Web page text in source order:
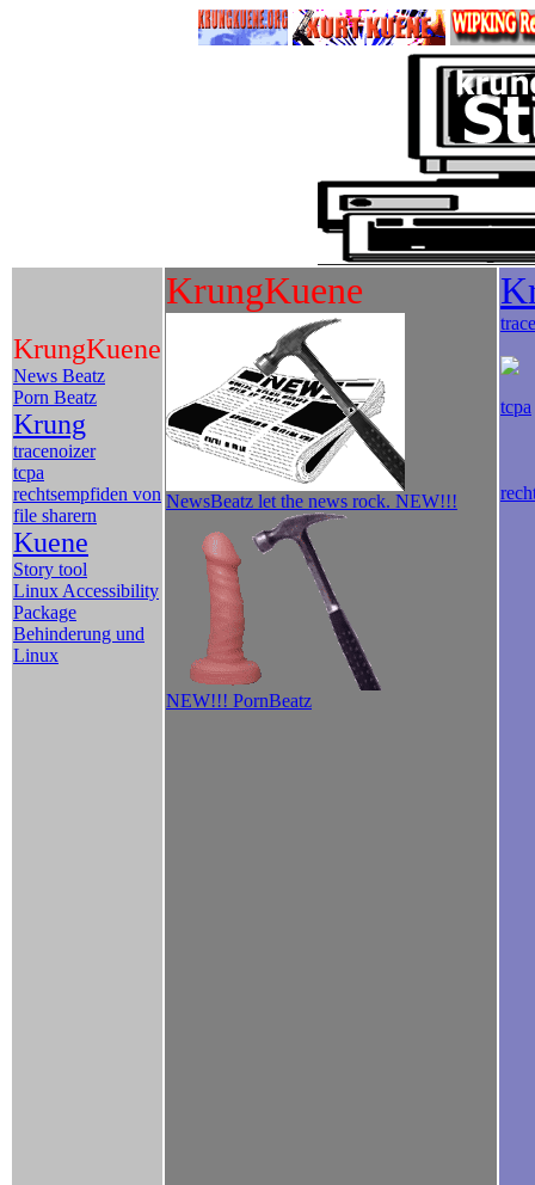
KrungKuene
News Beatz
Porn Beatz
Krung
tracenoizer
tcpa
rechtsempfiden von
file sharern
Kuene
Story tool
Linux Accessibility
Package
Behinderung und
Linux
KrungKuene
NewsBeatz let the news rock. NEW!!!
NEW!!! PornBeatz
tcpa